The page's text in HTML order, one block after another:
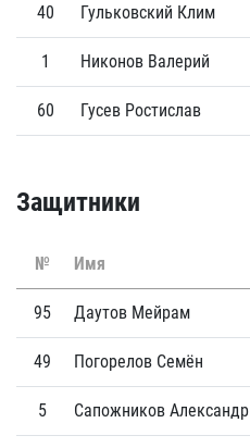
40 Гульковский Клим
1 Никонов Валерий
60 Гусев Ростислав
Защитники
№ Имя
95 Даутов Мейрам
49 Погорелов Семён
5 Сапожников Александр